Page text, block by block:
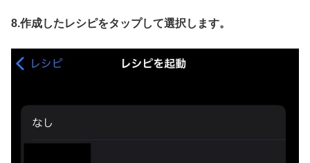
8.作成したレシピをタップして選択します。